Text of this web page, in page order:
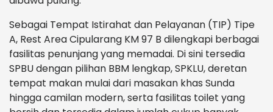
Sebagai Tempat Istirahat dan Pelayanan (TIP) Tipe
A, Rest Area Cipularang KM 97 B dilengkapi berbagai
fasilitas penunjang yang memadai. Di sini tersedia
SPBU dengan pilihan BBM lengkap, SPKLU, deretan
tempat makan mulai dari masakan khas Sunda
hingga camilan modern, serta fasilitas toilet yang